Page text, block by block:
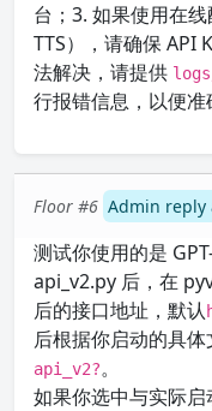
台；3. 如果使用在
TTS），请确保 API
法解决，请提供
行报错信息，以便准
Floor #6 Admin reply
测试你使用的是
api_v2.py 后，在
后的接口地址，默认
后根据你启动的具
api_v2?。
如果你选中与实际